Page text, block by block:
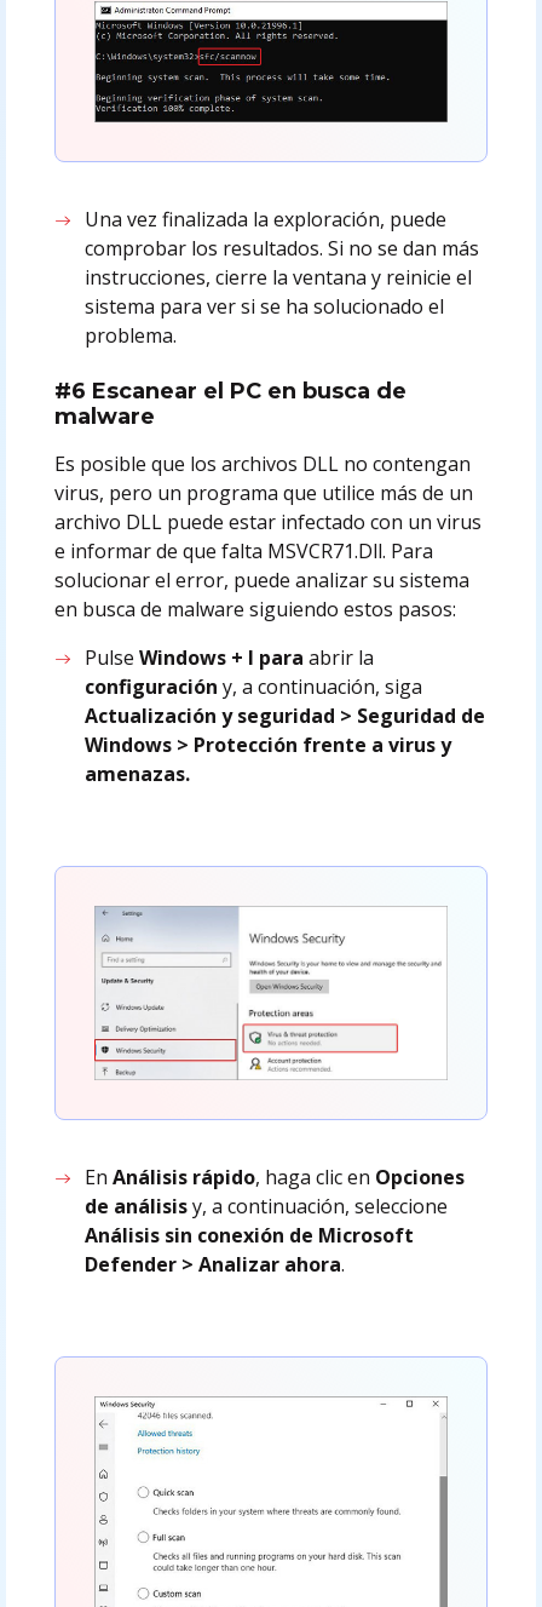
Una vez finalizada la exploración, puede
comprobar los resultados. Si no se dan más
instrucciones, cierre la ventana y reinicie el
sistema para ver si se ha solucionado el
problema.
#6 Escanear el PC en busca de
malware
Es posible que los archivos DLL no contengan
virus, pero un programa que utilice más de un
archivo DLL puede estar infectado con un virus
e informar de que falta MSVCR71.Dll. Para
solucionar el error, puede analizar su sistema
en busca de malware siguiendo estos pasos:
PulseWindows + I paraabrir la
configuracióny, a continuación, siga
Actualización y seguridad > Seguridad de
Windows > Protección frente a virus y
amenazas.
EnAnálisis rápido, haga clic en Opciones
de análisisy, a continuación, seleccione
Análisis sin conexión de Microsoft
Defender > Analizar ahora.